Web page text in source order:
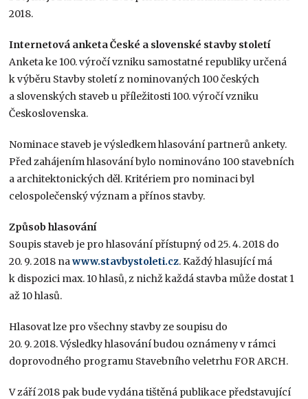
2018.
Internetová anketa České a slovenské stavby století
Anketa ke 100. výročí vzniku samostatné republiky určená
k výběru Stavby století z nominovaných 100 českých
a slovenských staveb u příležitosti 100. výročí vzniku
Československa.
Nominace staveb je výsledkem hlasování partnerů ankety.
Před zahájením hlasování bylo nominováno 100 stavebních
a architektonických děl. Kritériem pro nominaci byl
celospolečenský význam a přínos stavby.
Způsob hlasování
Soupis staveb je pro hlasování přístupný od 25. 4. 2018 do
20. 9. 2018 nawww.stavbystoleti.cz. Každý hlasující má
k dispozici max. 10 hlasů, z nichž každá stavba může dostat 1
až 10 hlasů.
Hlasovat lze pro všechny stavby ze soupisu do
20. 9. 2018. Výsledky hlasování budou oznámeny v rámci
doprovodného programu Stavebního veletrhu FOR ARCH.
V září 2018 pak bude vydána tištěná publikace představující